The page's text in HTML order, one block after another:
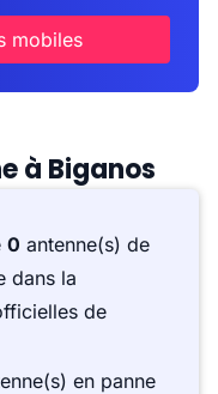
mobiles
à Biganos
0 antenne(s) de
dans la
de
en panne